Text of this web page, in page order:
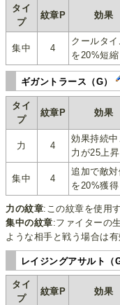
タイ
プ
紋章P 効果
集中 4
クールタイ
を20%短縮
ギガントラース（G）
タイ
プ
紋章P 効果
力 4
効果持続中
力が25上昇
集中 4
追加で敵対
を20%獲得
力の紋章:この紋章を使用
集中の紋章:ファイターの
ような相手と戦う場合は有
レイジングアサルト（
タイ
プ
紋章P 効果